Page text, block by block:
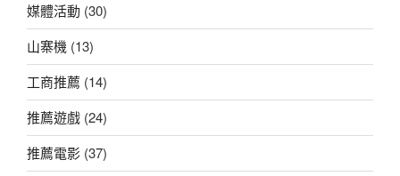
媒體活動 (30)
山寨機 (13)
工商推薦 (14)
推薦遊戲 (24)
推薦電影 (37)